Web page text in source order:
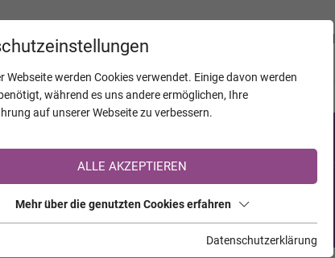
sind noch nicht auf TrauerHilfe.it registriert?
>> zur kostenlosen Registrierung <<
Webseite werden Cookies verwendet. Einige davon werden
während es uns andere ermöglichen, Ihre
auf unserer Webseite zu verbessern.
ALLE AKZEPTIEREN
Mehr über die genutzten Cookies erfahren
Datenschutzerklärung
JAHRESTAGE UNTERNEHMEN